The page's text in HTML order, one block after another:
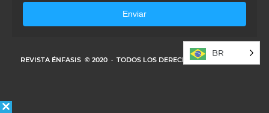
Enviar
REVISTA ÉNFASIS © 2020 · TODOS LOS DERECHOS RESERVADOS
BR